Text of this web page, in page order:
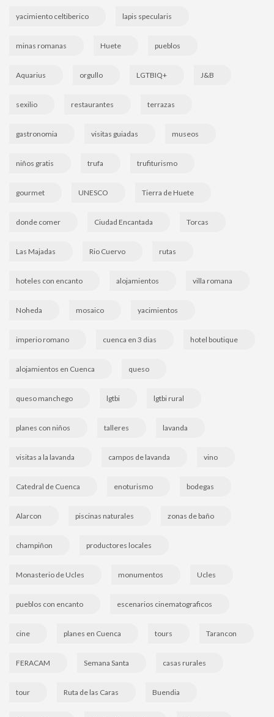
yacimiento celtiberico lapis specularis
minas romanas Huete pueblos
Aquarius orgullo LGTBIQ+ J&B
sexilio restaurantes terrazas
gastronomia visitas guiadas museos
niños gratis trufa trufiturismo
gourmet UNESCO Tierra de Huete
donde comer Ciudad Encantada Torcas
Las Majadas Rio Cuervo rutas
hoteles con encanto alojamientos villa romana
Noheda mosaico yacimientos
imperio romano cuenca en 3 dias hotel boutique
alojamientos en Cuenca queso
queso manchego lgtbi lgtbi rural
planes con niños talleres lavanda
visitas a la lavanda campos de lavanda vino
Catedral de Cuenca enoturismo bodegas
Alarcon piscinas naturales zonas de baño
champiñon productores locales
Monasterio de Ucles monumentos Ucles
pueblos con encanto escenarios cinematograficos
cine planes en Cuenca tours Tarancon
FERACAM Semana Santa casas rurales
tour Ruta de las Caras Buendia